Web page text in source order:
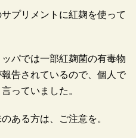
プリメントに紅麹を使って
パでは一部紅麹菌の有毒物
告されているので、個人で
っていました。
ある方は、ご注意を。